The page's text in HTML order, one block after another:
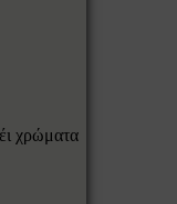
χρώματα